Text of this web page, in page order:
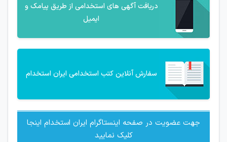
دریافت آگهی های استخدامی از طریق پیامک و
ایمیل
سفارش آنلاین کتب استخدامی ایران استخدام
جهت عضویت در صفحه اینستاگرام ایران استخدام اینجا
کلیک نمایید